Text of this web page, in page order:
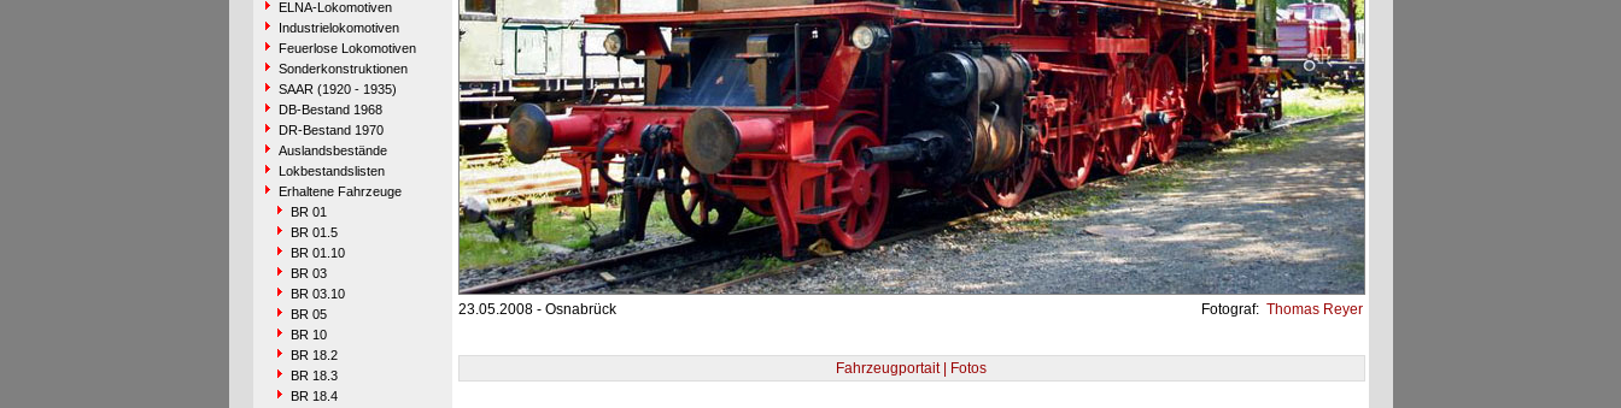
ELNA-Lokomotiven
Industrielokomotiven
Feuerlose Lokomotiven
Sonderkonstruktionen
SAAR (1920 - 1935)
DB-Bestand 1968
DR-Bestand 1970
Auslandsbestände
Lokbestandslisten
Erhaltene Fahrzeuge
BR 01
BR 01.5
BR 01.10
BR 03
BR 03.10
BR 05
BR 10
BR 18.2
BR 18.3
BR 18.4
23.05.2008 - Osnabrück Fotograf: Thomas Reyer
Fahrzeugportait | Fotos